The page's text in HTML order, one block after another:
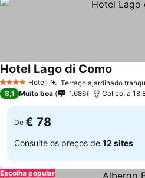
4 EstrelasHotel Terraço ajardinado
Hotel Lago di Como
8,1 Muito boa 1.686 Colico, a
De € 78
Consulte os preços de 12 sites
Escolha popular